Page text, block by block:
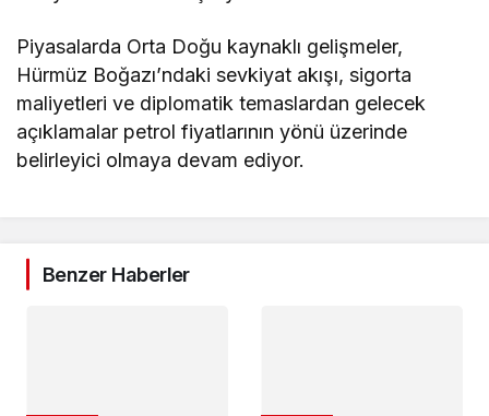
Piyasalarda Orta Doğu kaynaklı gelişmeler,
Hürmüz Boğazı’ndaki sevkiyat akışı, sigorta
maliyetleri ve diplomatik temaslardan gelecek
açıklamalar petrol fiyatlarının yönü üzerinde
belirleyici olmaya devam ediyor.
Benzer Haberler